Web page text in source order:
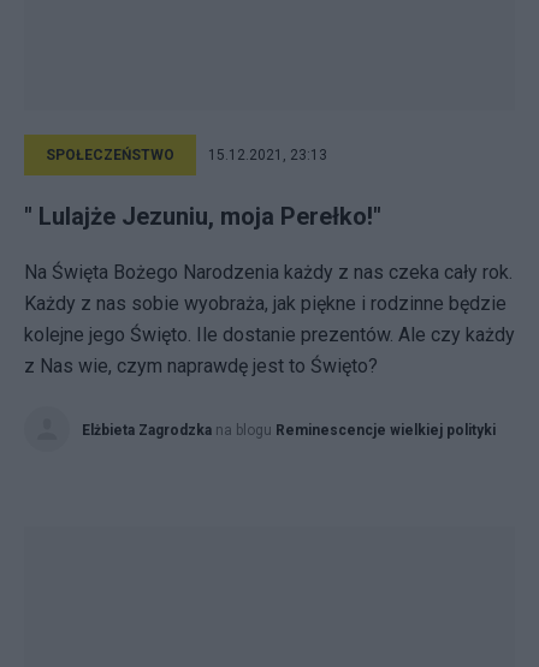
SPOŁECZEŃSTWO 15.12.2021, 23:13
" Lulajże Jezuniu, moja Perełko!"
Na Święta Bożego Narodzenia każdy z nas czeka cały rok.
Każdy z nas sobie wyobraża, jak piękne i rodzinne będzie
kolejne jego Święto. Ile dostanie prezentów. Ale czy każdy
z Nas wie, czym naprawdę jest to Święto?
Elżbieta Zagrodzka na blogu Reminescencje wielkiej polityki